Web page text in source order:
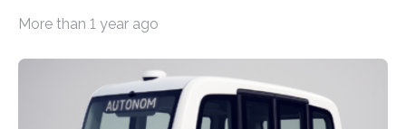
An dieser innovativen Idee arbeiten Forschende aus
das Fraunhofer Institut für Integrierte Schaltungen IIS
die kommunikationstechnische Umsetzung erforscht,
untersucht das IPH – Institut für Integrierte Produktion
More than 1 year ago